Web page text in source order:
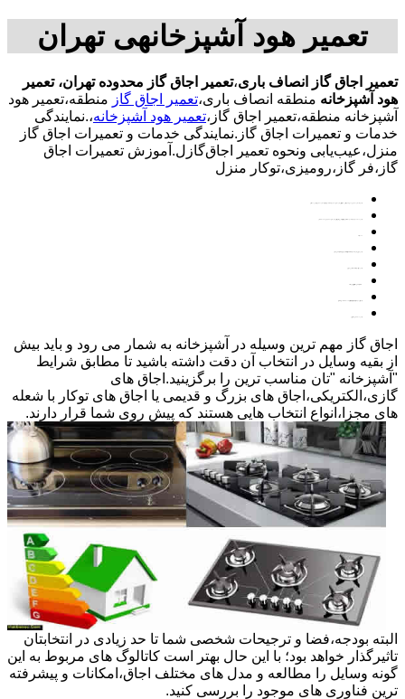
تعمیر هود آشپزخانهی تهران
تعمیر اجاق گاز انصاف باری،تعمیر اجاق گاز محدوده تهران، تعمیر
هود آشپزخانه منطقه انصاف باری،تعمیر اجاق گاز منطقه،تعمیر هود
آشپزخانه منطقه،تعمیر اجاق گاز،تعمیر هود آشپزخانه،.نمایندگی
خدمات و تعمیرات اجاق گاز.نمایندگی خدمات و تعمیرات اجاق گاز
منزل،عیب‌یابی ونحوه تعمیر اجاق‌گازل.آموزش تعمیرات اجاق
گاز،فر گاز،رومیزی،توکار منزل
اجاق گاز مهم ترین وسیله در آشپزخانه به شمار می رود و باید بیش
از بقیه وسایل در انتخاب آن دقت داشته باشید تا مطابق شرایط
"آشپزخانه "تان مناسب ترین را برگزینید.اجاق های
گازی،الکتریکی،اجاق های بزرگ و قدیمی یا اجاق های توکار با شعله
های مجزا،انواع انتخاب هایی هستند که پیش روی شما قرار دارند.
البته بودجه،فضا و ترجیحات شخصی شما تا حد زیادی در انتخابتان
تاثیرگذار خواهد بود؛ با این حال بهتر است کاتالوگ های مربوط به این
گونه وسایل را مطالعه و مدل های مختلف اجاق،امکانات و پیشرفته
ترین فناوری های موجود را بررسی کنید.